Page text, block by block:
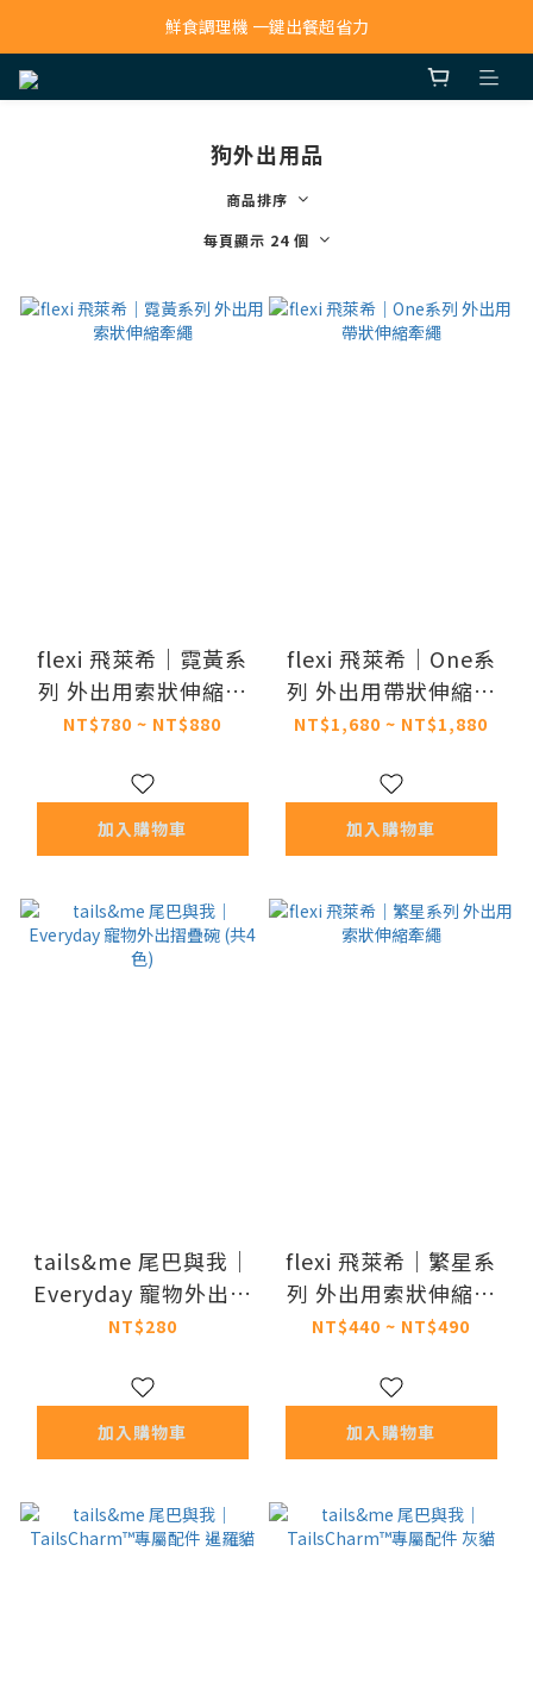
寵物吸毛機 吸毛清淨抗敏一次搞定
鮮食調理機 一鍵出餐超省力
狗外出用品
商品排序
每頁顯示 24 個
flexi 飛萊希｜霓黃系
列 外出用索狀伸縮牽
繩
NT$780 ~ NT$880
加入購物車
flexi 飛萊希｜One系
列 外出用帶狀伸縮牽
繩
NT$1,680 ~ NT$1,880
加入購物車
tails&me 尾巴與我｜
Everyday 寵物外出摺
疊碗 (共4色)
NT$280
加入購物車
flexi 飛萊希｜繁星系
列 外出用索狀伸縮牽
繩
NT$440 ~ NT$490
加入購物車